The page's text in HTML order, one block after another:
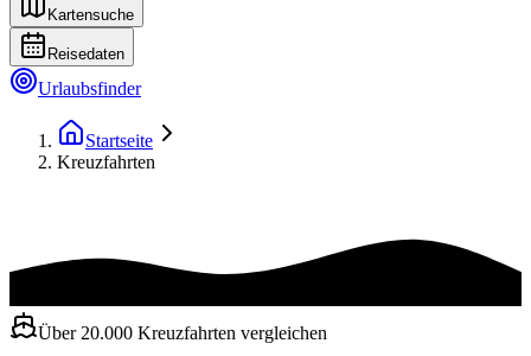
Kartensuche
Reisedaten
Urlaubsfinder
Startseite
Kreuzfahrten
Über 20.000 Kreuzfahrten vergleichen